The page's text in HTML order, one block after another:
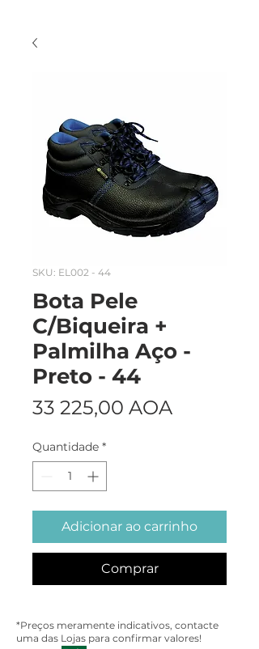
SKU: EL002 - 44
Bota Pele
C/Biqueira +
Palmilha Aço -
Preto - 44
33 225,00 AOA
Quantidade *
Adicionar ao carrinho
Comprar
*Preços meramente indicativos, contacte
uma das Lojas para confirmar valores!